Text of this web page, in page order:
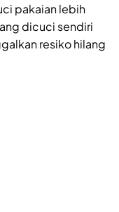
pakaian lebih
dicuci sendiri
resiko hilang